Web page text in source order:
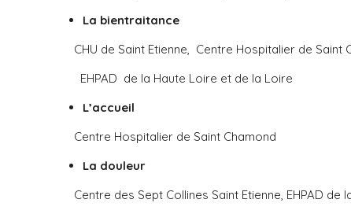
La bientraitance
CHU de Saint Etienne, Centre Hospitalier de Saint
EHPAD de la Haute Loire et de la Loire
L’accueil
Centre Hospitalier de Saint Chamond
La douleur
Centre des Sept Collines Saint Etienne, EHPAD de